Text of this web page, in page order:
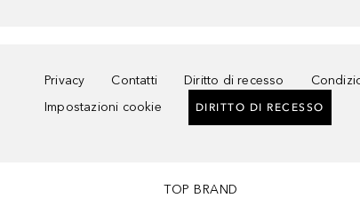
Privacy Contatti Diritto di recesso
Impostazioni cookie
DIRITTO DI RECESSO
TOP BRAND